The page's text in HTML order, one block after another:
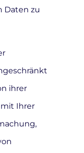
Daten zu
ihrer
Ihrer